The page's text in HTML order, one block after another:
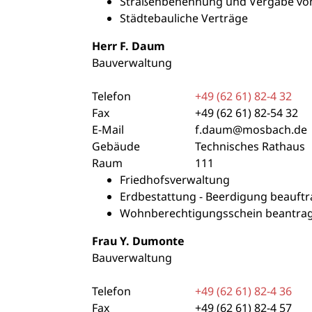
Städtebauliche Verträge
Herr F. Daum
Bauverwaltung
Telefon +49 (62 61) 82-432
Fax
+49 (6261) 82-5432
E-Mail
f.daum@mosbach.de
Gebäude
Technisches Rathaus
Raum
111
Friedhofsverwaltung
Erdbestattung - Beerdigung
Wohnberechtigungsschein
FrauY. Dumonte
Bauverwaltung
Telefon +49 (62 61) 82-436
Fax
+49 (6261) 82-4 57